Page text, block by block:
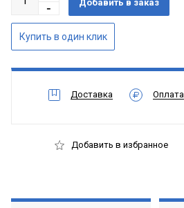
Доставка Оплата
Добавить в избранное